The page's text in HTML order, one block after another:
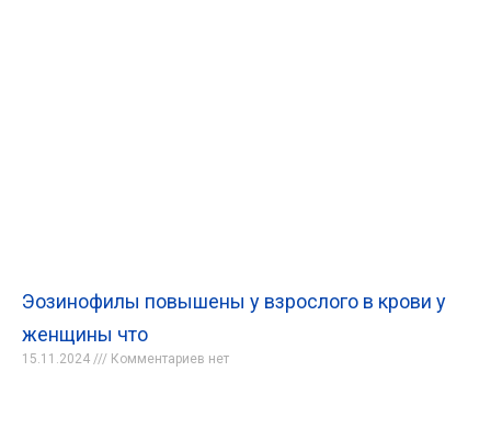
Эозинофилы повышены у взрослого в крови у
женщины что
15.11.2024 Комментариев нет